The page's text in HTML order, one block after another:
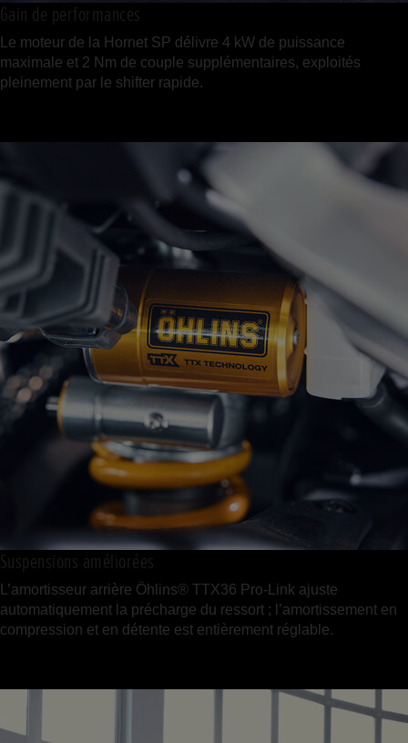
Gain de performances
Le moteur de la Hornet SP délivre 4 kW de puissance
maximale et 2 Nm de couple supplémentaires, exploités
pleinement par le shifter rapide.
Suspensions améliorées
L’amortisseur arrière Öhlins® TTX36 Pro-Link ajuste
automatiquement la précharge du ressort ; l’amortissement en
compression et en détente est entièrement réglable.